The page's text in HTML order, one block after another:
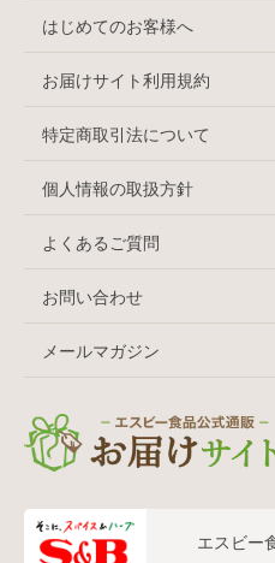
はじめてのお客様へ
お届けサイト利用規約
特定商取引法について
個人情報の取扱方針
よくあるご質問
お問い合わせ
メールマガジン
エスビー